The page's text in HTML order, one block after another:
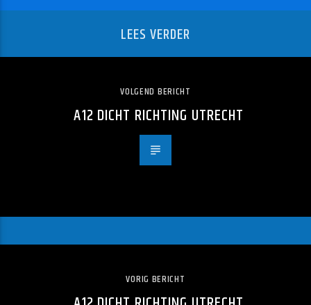
LEES VERDER
VOLGEND BERICHT
A12 DICHT RICHTING UTRECHT
VORIG BERICHT